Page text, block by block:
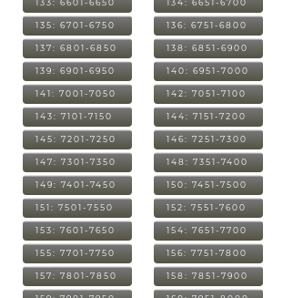
133: 6601-6650 134: 6651-6700
135: 6701-6750 136: 6751-6800
137: 6801-6850 138: 6851-6900
139: 6901-6950 140: 6951-7000
141: 7001-7050 142: 7051-7100
143: 7101-7150 144: 7151-7200
145: 7201-7250 146: 7251-7300
147: 7301-7350 148: 7351-7400
149: 7401-7450 150: 7451-7500
151: 7501-7550 152: 7551-7600
153: 7601-7650 154: 7651-7700
155: 7701-7750 156: 7751-7800
157: 7801-7850 158: 7851-7900